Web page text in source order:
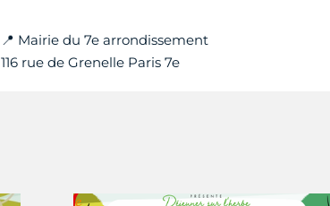
📍 Mairie du 7e arrondissement
116 rue de Grenelle Paris 7e